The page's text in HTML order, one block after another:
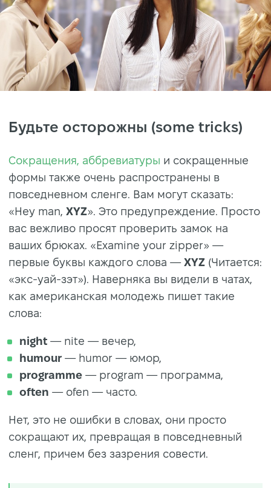
Будьте осторожны (some tricks)
Сокращения, аббревиатуры и сокращенные
формы также очень распространены в
повседневном сленге. Вам могут сказать:
«Hey man, XYZ». Это предупреждение. Просто
вас вежливо просят проверить замок на
ваших брюках. «Examine your zipper» —
первые буквы каждого слова — XYZ (Читается:
«экс-уай-зэт»). Наверняка вы видели в чатах,
как американская молодежь пишет такие
слова:
night — nite — вечер,
humour — humor — юмор,
programme — program — программа,
often — ofen — часто.
Нет, это не ошибки в словах, они просто
сокращают их, превращая в повседневный
сленг, причем без зазрения совести.